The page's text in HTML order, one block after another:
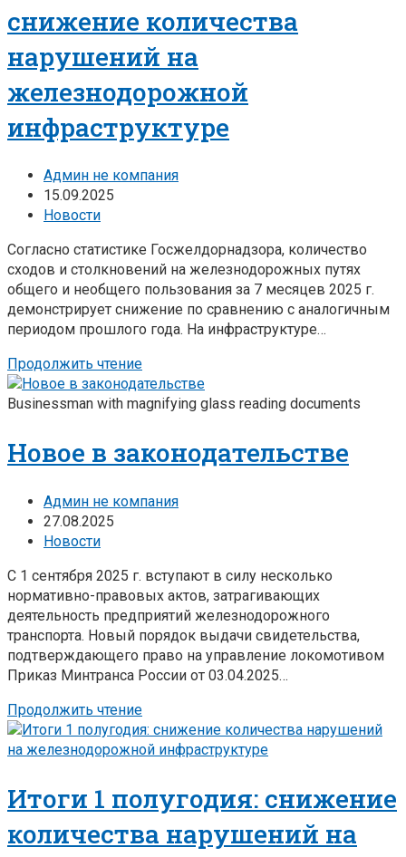
снижение количества
нарушений на
железнодорожной
инфраструктуре
Админ не компания
15.09.2025
Новости
Согласно статистике Госжелдорнадзора, количество
сходов и столкновений на железнодорожных путях
общего и необщего пользования за 7 месяцев 2025 г.
демонстрирует снижение по сравнению с аналогичным
периодом прошлого года. На инфраструктуре…
Продолжить чтение
Businessman with magnifying glass reading documents
Новое в законодательстве
Админ не компания
27.08.2025
Новости
С 1 сентября 2025 г. вступают в силу несколько
нормативно-правовых актов, затрагивающих
деятельность предприятий железнодорожного
транспорта. Новый порядок выдачи свидетельства,
подтверждающего право на управление локомотивом
Приказ Минтранса России от 03.04.2025…
Продолжить чтение
Итоги 1 полугодия: снижение
количества нарушений на